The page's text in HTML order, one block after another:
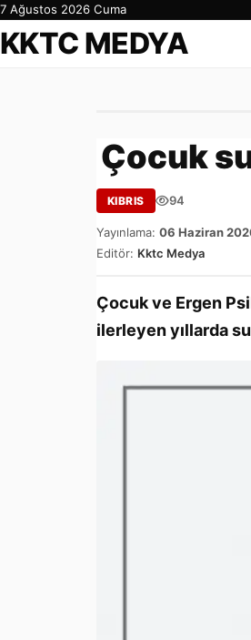
7 Ağustos 2026 Cuma
KKTC MEDYA
Çocuk
KIBRIS 94
Yayınlama: 06 Haziran
Editör: Kktc Medya
Çocuk ve Ergen
ilerleyen yıllarda